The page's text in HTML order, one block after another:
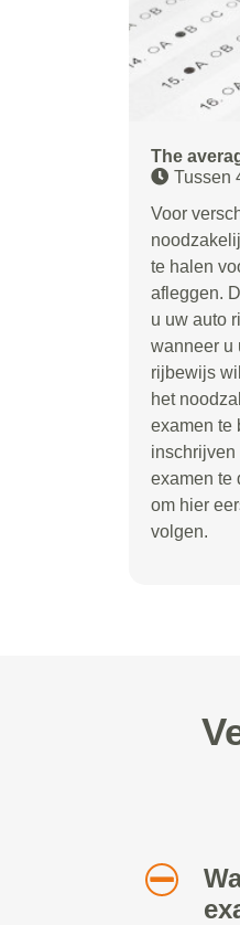
The
Tussen
Voor
te halen
afleggen.
u uw auto
wanneer u
rijbewijs
het
examen te
inschrijven
examen te
om hier
volgen.